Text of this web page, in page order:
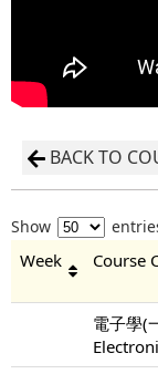
BACK TO
Show
Week Course
電子學(